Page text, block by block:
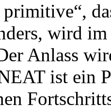
primitive“,
wird
Anlass
ist ein